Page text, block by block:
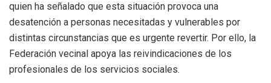
quien ha señalado que esta situación provoca una
desatención a personas necesitadas y vulnerables por
distintas circunstancias que es urgente revertir. Por ello, la
Federación vecinal apoya las reivindicaciones de los
profesionales de los servicios sociales.